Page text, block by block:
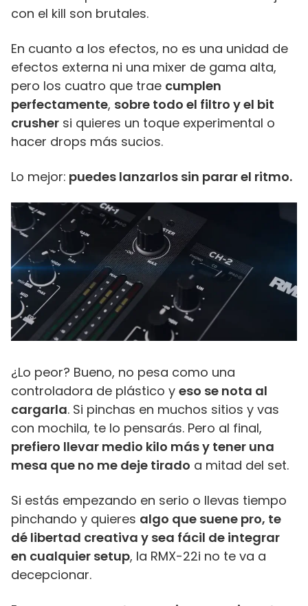
con el kill son brutales.
En cuanto a los efectos, no es una unidad de
efectos externa ni una mixer de gama alta,
pero los cuatro que trae cumplen
perfectamente, sobre todo el filtro y el bit
crusher si quieres un toque experimental o
hacer drops más sucios.
Lo mejor: puedes lanzarlos sin parar el ritmo.
¿Lo peor? Bueno, no pesa como una
controladora de plástico y eso se nota al
cargarla. Si pinchas en muchos sitios y vas
con mochila, te lo pensarás. Pero al final,
prefiero llevar medio kilo más y tener una
mesa que no me deje tirado a mitad del set.
Si estás empezando en serio o llevas tiempo
pinchando y quieres algo que suene pro, te
dé libertad creativa y sea fácil de integrar
en cualquier setup, la RMX-22i no te va a
decepcionar.